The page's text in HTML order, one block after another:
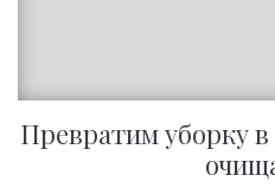
Превратим уборку